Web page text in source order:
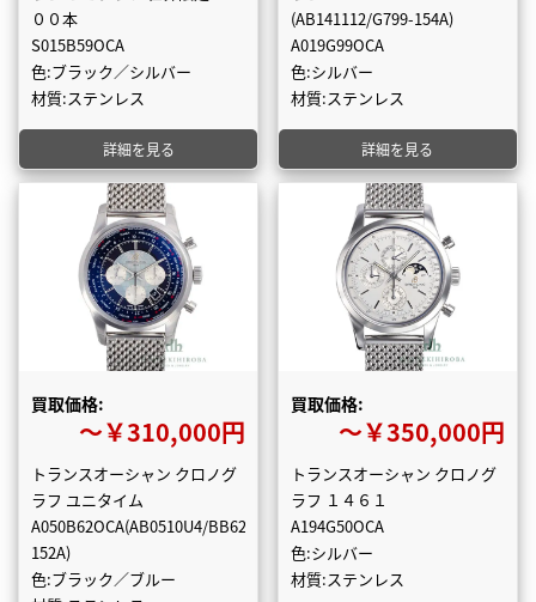
００本
S015B59OCA
色:ブラック／シルバー
材質:ステンレス
詳細を見る
(AB141112/G799-154A)
A019G99OCA
色:シルバー
材質:ステンレス
詳細を見る
買取価格:
〜￥310,000円
トランスオーシャン クロノグ
ラフ ユニタイム
A050B62OCA(AB0510U4/BB62-
152A)
色:ブラック／ブルー
買取価格:
〜￥350,000円
トランスオーシャン クロノグ
ラフ １４６１
A194G50OCA
色:シルバー
材質:ステンレス